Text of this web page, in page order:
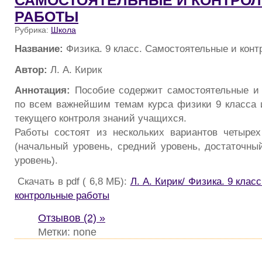
РАБОТЫ
Рубрика: Школа
Название: Физика. 9 класс. Самостоятельные и
Автор: Л. А. Кирик
Аннотация: Пособие содержит самостоятельные
по всем важнейшим темам курса физики 9 класса
текущего контроля знаний учащихся.
Работы состоят из нескольких вариантов
(начальный уровень, средний уровень,
уровень).
Скачать в pdf ( 6,8 МБ): Л. А. Кирик/ Физика. 9
контрольные работы
Отзывов (2) »
Метки: none